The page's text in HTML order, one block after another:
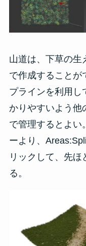
山道は、下草の生
で作成することが
プラインを利用し
かりやすいよう他
で管理するとよい
ーより、
リックして、先
る。